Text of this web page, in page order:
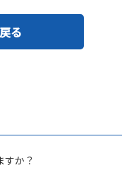
る
すか？